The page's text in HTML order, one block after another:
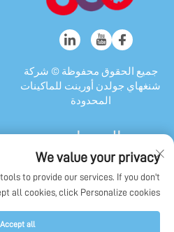
جميع الحقوق محفوظة © شركة
شنغهاي جولدن أورينت للماكينات
المحدودة
المنتجات
آلة الحلوى والعلكة
جهاز شوكولاتة
ماكينة تغليف الحلوى والعلكة
We value your privacy
to provide our services. If you don't
all cookies, click Personalize cookies.
Accept all